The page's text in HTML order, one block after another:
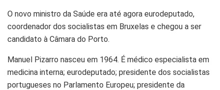
O novo ministro da Saúde era até agora eurodeputado,
coordenador dos socialistas em Bruxelas e chegou a ser
candidato à Câmara do Porto.
Manuel Pizarro nasceu em 1964. É médico especialista em
medicina interna; eurodeputado; presidente dos socialistas
portugueses no Parlamento Europeu; presidente da